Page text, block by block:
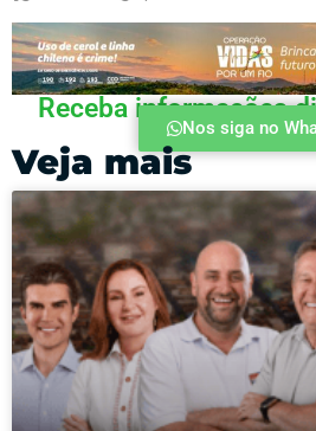
Receba informações
Nos siga no
Veja mais